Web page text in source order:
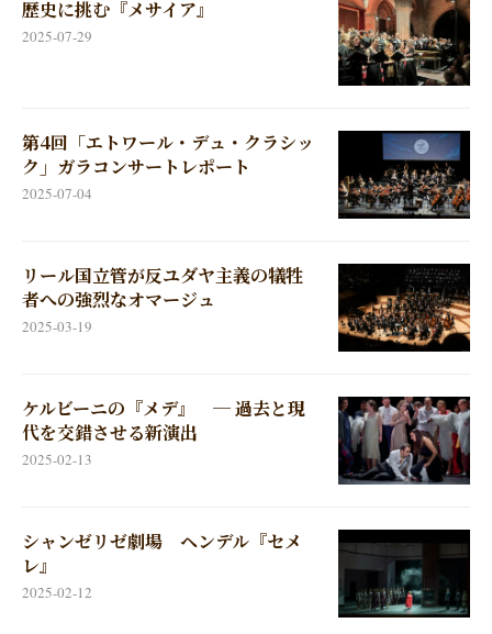
歴史に挑む『メサイア』
2025-07-29
第4回「エトワール・デュ・クラシッ
ク」ガラコンサートレポート
2025-07-04
リール国立管が反ユダヤ主義の犠牲
者への強烈なオマージュ
2025-03-19
ケルビーニの『メデ』 ─ 過去と現
代を交錯させる新演出
2025-02-13
シャンゼリゼ劇場 ヘンデル『セメ
レ』
2025-02-12